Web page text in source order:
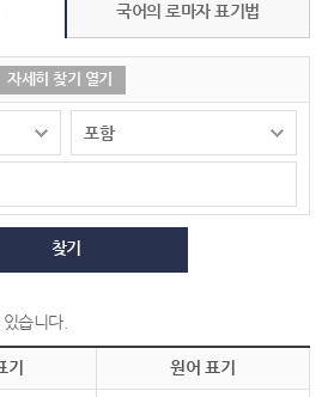
국어의 로마자 표기법
자세히 찾기 열기
찾기
습니다.
기 원어 표기